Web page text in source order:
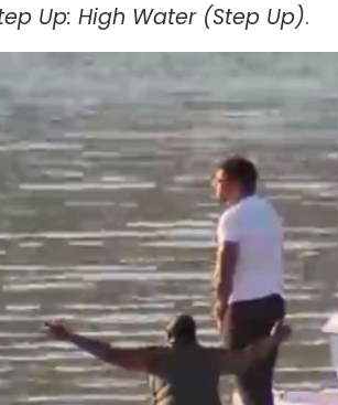
Up: High Water (Step Up).